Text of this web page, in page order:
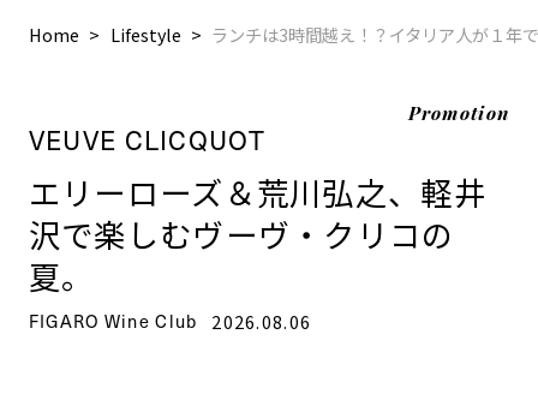
Home Lifestyle ランチは3時間越え！？イタリア人が１年
Promotion
VEUVE CLICQUOT
エリーローズ＆荒川弘之、軽井
沢で楽しむヴーヴ・クリコの
夏。
FIGARO Wine Club 2026.08.06